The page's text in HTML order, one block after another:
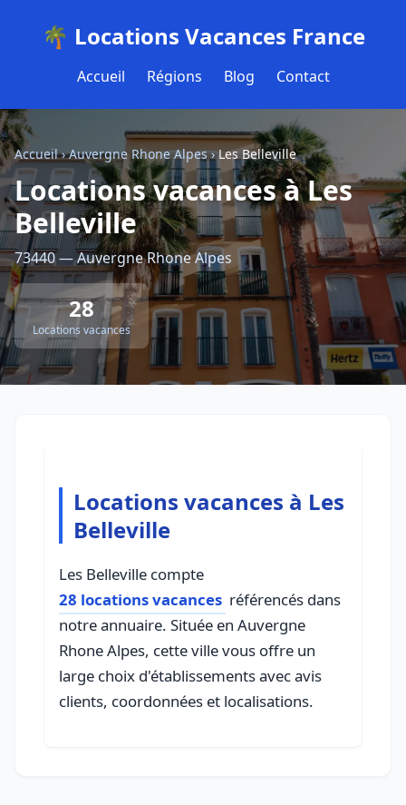
🌴 Locations Vacances France
Accueil Régions Blog Contact
Accueil›Auvergne Rhone Alpes›Les Belleville
Locations vacances à Les
Belleville
73440 — Auvergne Rhone Alpes
28
Locations vacances
Locations vacances à Les
Belleville
Les Belleville compte
28 locations vacances référencés dans
notre annuaire. Située en Auvergne
Rhone Alpes, cette ville vous offre un
large choix d'établissements avec avis
clients, coordonnées et localisations.